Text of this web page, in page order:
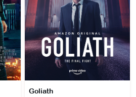
Goliath